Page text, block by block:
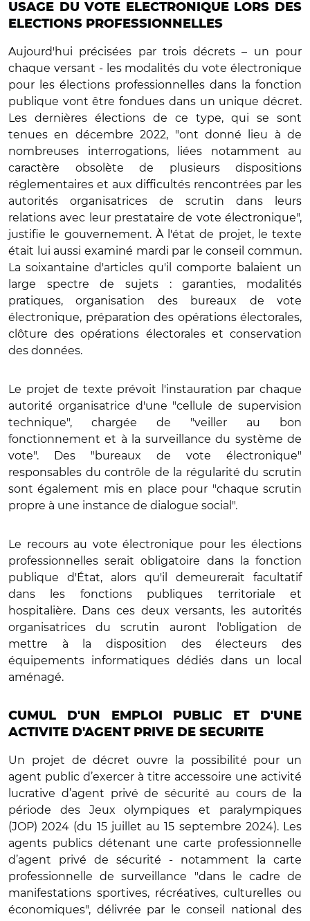
USAGE DU VOTE ELECTRONIQUE LORS DES
ELECTIONS PROFESSIONNELLES
Aujourd'hui précisées par trois décrets – un pour
chaque versant - les modalités du vote électronique
pour les élections professionnelles dans la fonction
publique vont être fondues dans un unique décret.
Les dernières élections de ce type, qui se sont
tenues en décembre 2022, "ont donné lieu à de
nombreuses interrogations, liées notamment au
caractère obsolète de plusieurs dispositions
réglementaires et aux difficultés rencontrées par les
autorités organisatrices de scrutin dans leurs
relations avec leur prestataire de vote électronique",
justifie le gouvernement. À l'état de projet, le texte
était lui aussi examiné mardi par le conseil commun.
La soixantaine d'articles qu'il comporte balaient un
large spectre de sujets : garanties, modalités
pratiques, organisation des bureaux de vote
électronique, préparation des opérations électorales,
clôture des opérations électorales et conservation
des données.
Le projet de texte prévoit l'instauration par chaque
autorité organisatrice d'une "cellule de supervision
technique", chargée de "veiller au bon
fonctionnement et à la surveillance du système de
vote". Des "bureaux de vote électronique"
responsables du contrôle de la régularité du scrutin
sont également mis en place pour "chaque scrutin
propre à une instance de dialogue social".
Le recours au vote électronique pour les élections
professionnelles serait obligatoire dans la fonction
publique d'État, alors qu'il demeurerait facultatif
dans les fonctions publiques territoriale et
hospitalière. Dans ces deux versants, les autorités
organisatrices du scrutin auront l'obligation de
mettre à la disposition des électeurs des
équipements informatiques dédiés dans un local
aménagé.
CUMUL D'UN EMPLOI PUBLIC ET D'UNE
ACTIVITE D'AGENT PRIVE DE SECURITE
Un projet de décret ouvre la possibilité pour un
agent public d’exercer à titre accessoire une activité
lucrative d’agent privé de sécurité au cours de la
période des Jeux olympiques et paralympiques
(JOP) 2024 (du 15 juillet au 15 septembre 2024). Les
agents publics détenant une carte professionnelle
d’agent privé de sécurité - notamment la carte
professionnelle de surveillance "dans le cadre de
manifestations sportives, récréatives, culturelles ou
économiques", délivrée par le conseil national des